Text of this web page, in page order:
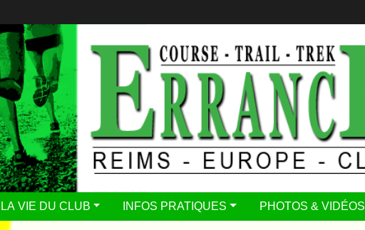
LA VIE DU CLUB INFOS PRATIQUES PHOTOS & VIDÉOS